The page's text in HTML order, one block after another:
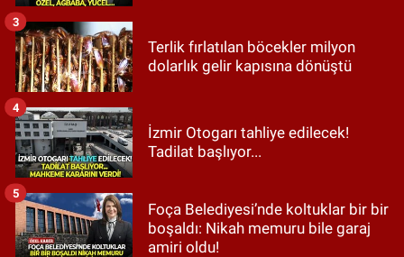
Terlik fırlatılan böcekler milyon
dolarlık gelir kapısına dönüştü
3
İzmir Otogarı tahliye edilecek!
Tadilat başlıyor...
4
Foça Belediyesi’nde koltuklar bir bir
boşaldı: Nikah memuru bile garaj
amiri oldu!
5